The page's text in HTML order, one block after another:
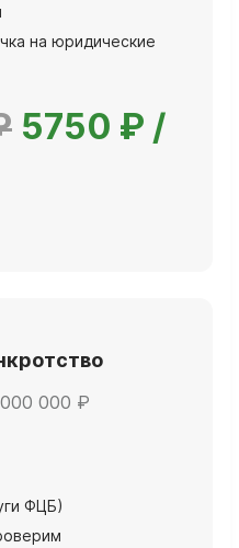
на юридические
5750 ₽ /
000 ₽
ФЦБ)